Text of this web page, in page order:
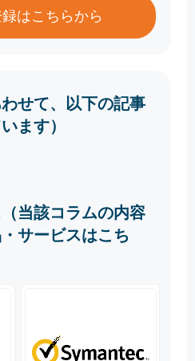
はこちらから
せて、以下の記事
ます）
当該コラムの内容
サービスはこち